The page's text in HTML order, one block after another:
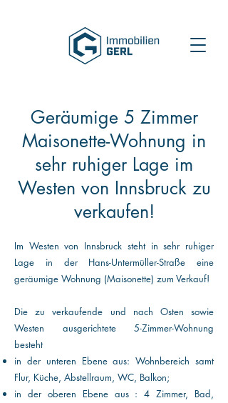
Geräumige 5 Zimmer
Maisonette-Wohnung in
sehr ruhiger Lage im
Westen von Innsbruck zu
verkaufen!
Im Westen von Innsbruck steht in sehr ruhiger
Lage in der Hans-Untermüller-Straße eine
geräumige Wohnung (Maisonette) zum Verkauf!
Die zu verkaufende und nach Osten sowie
Westen ausgerichtete 5-Zimmer-Wohnung
besteht
in der unteren Ebene aus: Wohnbereich samt
Flur, Küche, Abstellraum, WC, Balkon;
in der oberen Ebene aus : 4 Zimmer, Bad,